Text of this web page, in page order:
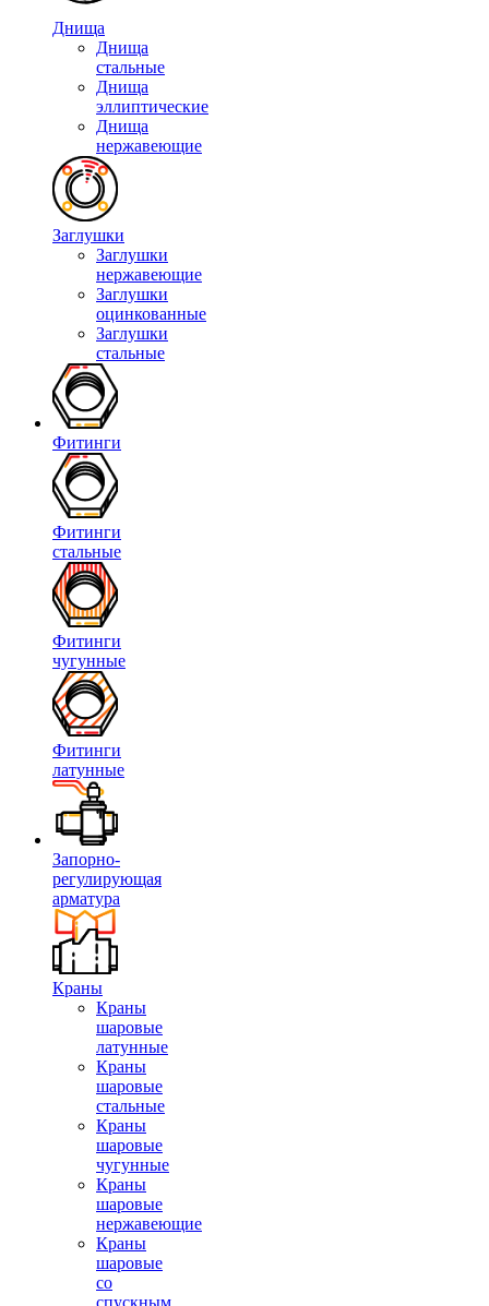
Днища
Днища
стальные
Днища
эллиптические
Днища
нержавеющие
Заглушки
Заглушки
нержавеющие
Заглушки
оцинкованные
Заглушки
стальные
Фитинги
Фитинги
стальные
Фитинги
чугунные
Фитинги
латунные
Запорно-
регулирующая
арматура
Краны
Краны
шаровые
латунные
Краны
шаровые
стальные
Краны
шаровые
чугунные
Краны
шаровые
нержавеющие
Краны
шаровые
со
спускным